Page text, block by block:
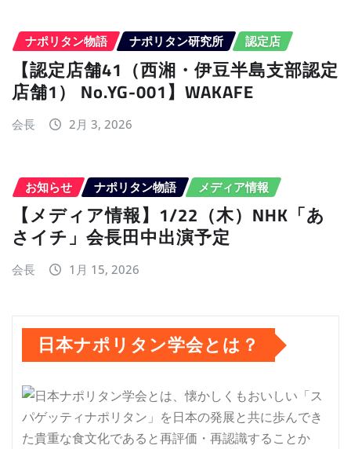
ナポリタン物語 ナポリタン研究所 認定店
【認定店舗41（西湘・伊豆半島支部認定
店舗1） No.YG-001】WAKAFE
会長 2月 3, 2026
お知らせ ナポリタン物語 メディア情報
【メディア情報】1/22（木）NHK「あ
さイチ」会長田中出演予定
会長 1月 15, 2026
日本ナポリタン学会とは？